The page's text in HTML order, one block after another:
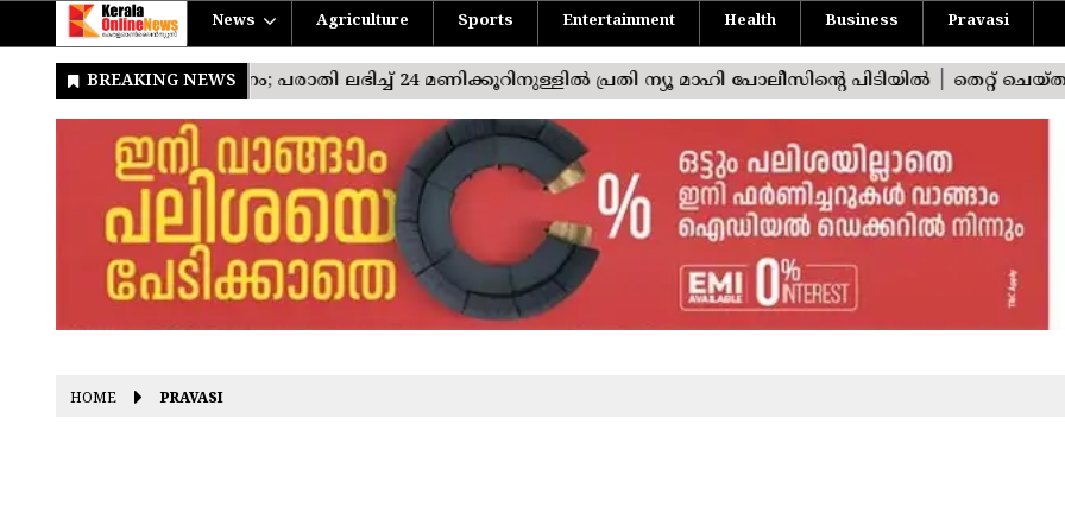
News Agriculture Sports Entertainment Health Business Pravasi
HOME PRAVASI